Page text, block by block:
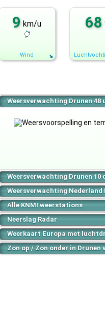
9 km/u
Wind
68
Weersverwachting Drunen 48
Weersverwachting Drunen 10
Weersverwachting Nederland
Alle KNMI weerstations
Neerslag Radar
Weerkaart Europa met
Zon op / Zon onder in Drunen